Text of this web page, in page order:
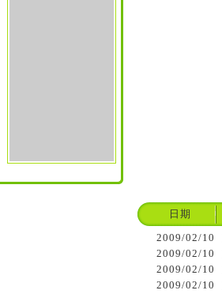
日期
2009/02/10
2009/02/10
2009/02/10
2009/02/10